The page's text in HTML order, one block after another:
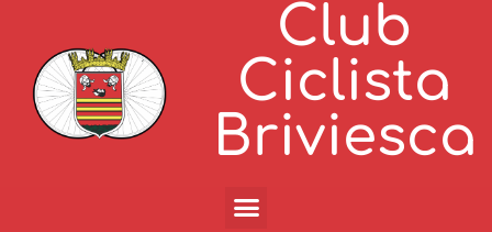
Club
Ciclista
Briviesca